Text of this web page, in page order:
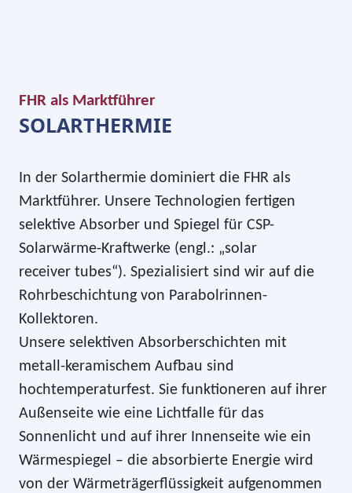
FHR als Marktführer
SOLARTHERMIE
In der Solarthermie dominiert die FHR als
Marktführer. Unsere Technologien fertigen
selektive Absorber und Spiegel für CSP-
Solarwärme-Kraftwerke (engl.: „solar
receiver tubes“). Spezialisiert sind wir auf die
Rohrbeschichtung von Parabolrinnen-
Kollektoren.
Unsere selektiven Absorberschichten mit
metall-keramischem Aufbau sind
hochtemperaturfest. Sie funktioneren auf ihrer
Außenseite wie eine Lichtfalle für das
Sonnenlicht und auf ihrer Innenseite wie ein
Wärmespiegel – die absorbierte Energie wird
von der Wärmeträgerflüssigkeit aufgenommen